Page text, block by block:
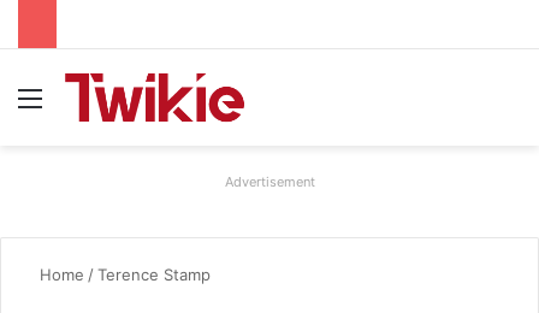
Advertisement
Home /Terence Stamp